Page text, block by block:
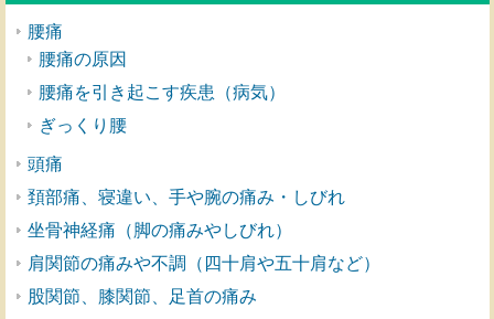
腰痛
腰痛の原因
腰痛を引き起こす疾患（病気）
ぎっくり腰
頭痛
頚部痛、寝違い、手や腕の痛み・しびれ
坐骨神経痛（脚の痛みやしびれ）
肩関節の痛みや不調（四十肩や五十肩など）
股関節、膝関節、足首の痛み